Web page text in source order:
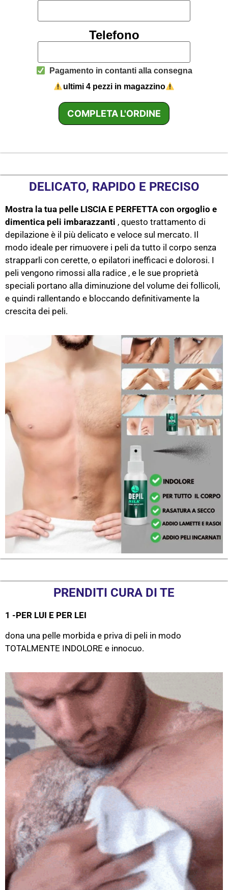
Telefono
Pagamento in contanti alla consegna
ultimi 4 pezzi in magazzino
DELICATO, RAPIDO E PRECISO
Mostra la tua pelle LISCIA E PERFETTA con orgoglio e
dimentica peli imbarazzanti , questo trattamento di
depilazione è il più delicato e veloce sul mercato. Il
modo ideale per rimuovere i peli da tutto il corpo senza
strapparli con cerette, o epilatori inefficaci e dolorosi. I
peli vengono rimossi alla radice , e le sue proprietà
speciali portano alla diminuzione del volume dei follicoli,
e quindi rallentando e bloccando definitivamente la
crescita dei peli.
PRENDITI CURA DI TE
1 -PER LUI E PER LEI
dona una pelle morbida e priva di peli in modo
TOTALMENTE INDOLORE e innocuo.